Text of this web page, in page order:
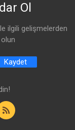
Ol
ilgili gelişmelerden
Kaydet